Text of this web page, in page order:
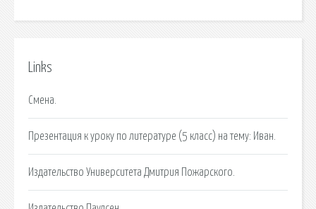
Links
Смена.
Презентация к уроку по литературе (5 класс) на тему: Иван.
Издательство Университета Дмитрия Пожарского.